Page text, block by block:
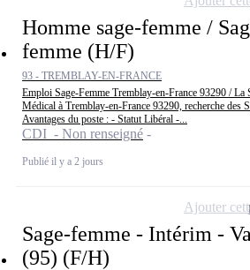
Homme sage-femme /
femme (H/F)
93 - TREMBLAY-EN-FRANCE
Emploi Sage-Femme Tremblay-en-France 93290 / La
Médical à Tremblay-en-France 93290, recherche des
Avantages du poste : - Statut Libéral -...
CDI - Non renseigné
Publié il y a 2 jours
Sage-femme - Intérim -
(95) (F/H)
Ajouter